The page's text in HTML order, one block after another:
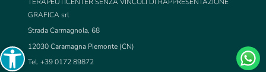
TERAPEUTICENTER SENZA VINCOLI DI RAPPRESENTAZIONE
GRAFICA srl
Strada Carmagnola, 68
12030 Caramagna Piemonte (CN)
Tel. +39 0172 89872
Open toolbar